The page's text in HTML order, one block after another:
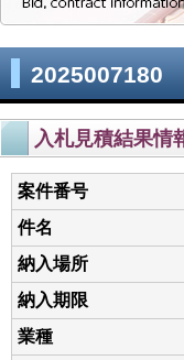
2025007180
入札見積結果情
案件番号
件名
納入場所
納入期限
業種